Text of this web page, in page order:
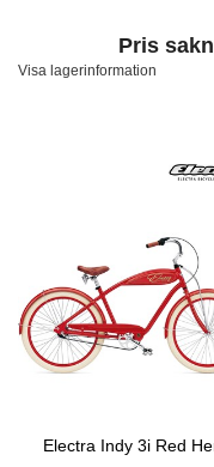
Pris
Visa lagerinformation
Electra Indy 3i Red